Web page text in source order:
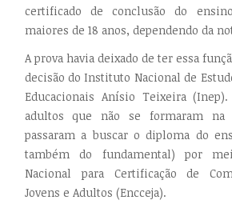
certificado de conclusão do
maiores de 18 anos, dependendo da
A prova havia deixado de ter essa
decisão do Instituto Nacional de
Educacionais Anísio Teixeira
adultos que não se formaram na
passaram a buscar o diploma do
também do fundamental) por
Nacional para Certificação de
Jovens e Adultos (Encceja).